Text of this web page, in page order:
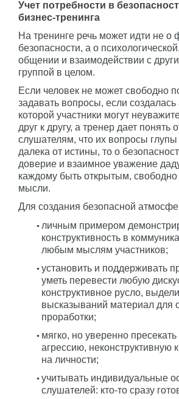
Учет потребности в
бизнес-тренинга
На тренинге речь может идти не о
безопасности, а о
общении и взаимодействии с
группой в целом.
Если человек не может свободно
задавать вопросы, если
которой участники могут
друг к другу, а тренер дает понять
слушателям, что их вопросы глупы
далека от истины, то о
доверие и взаимное уважение
каждому быть открытым,
мысли.
Для создания безопасной
личным примером
конструктивность в
любым мыслям участников;
установить и поддерживать
уметь перевести любую
конструктивное русло,
высказываний материал для
проработки;
мягко, но уверенно
агрессию, неконструктивную
на личности;
учитывать индивидуальные
слушателей: кто-то сразу